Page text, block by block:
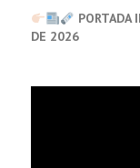
PORTADA
DE 2026